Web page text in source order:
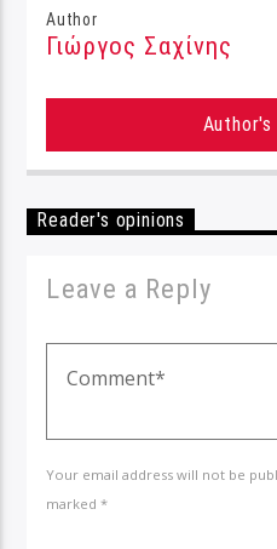
Author
Γιώργος Σαχίνης
Author's
Reader's opinions
Leave a Reply
Your email address will not be
marked *